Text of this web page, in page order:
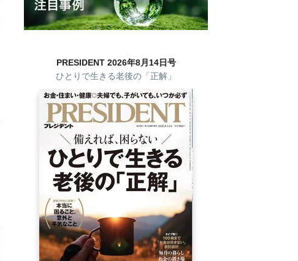
PRESIDENT 2026年8月14日号
ひとりで生きる老後の「正解」